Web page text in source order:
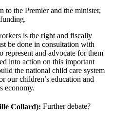
to the Premier and the minister,
is the right and fiscally
be done in consultation with
represent and advocate for them
into action on this important
the national child care system
our children’s education and
economy.
Collard): Further debate?